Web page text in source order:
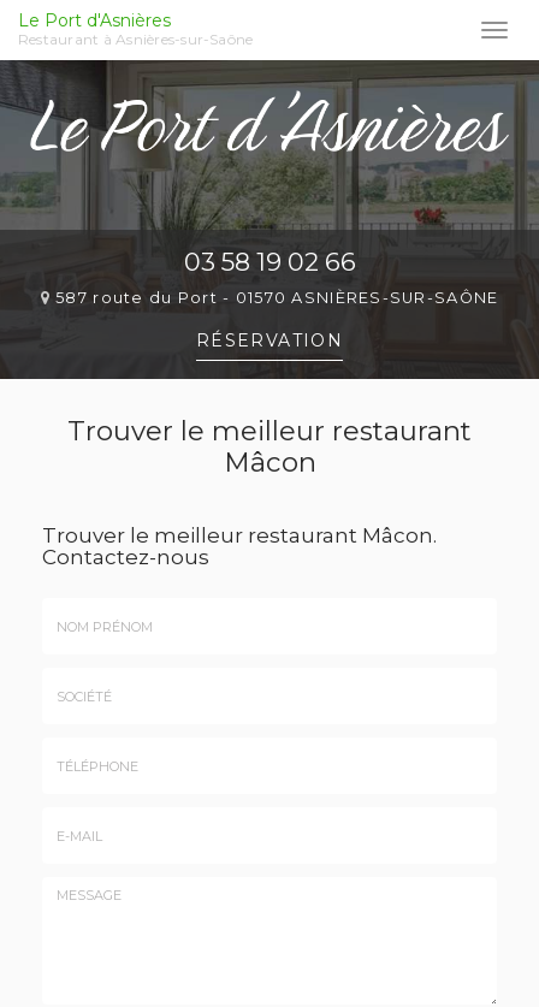
Aller
au
contenu
principal
Le Port d'Asnières
Restaurant à Asnières-sur-Saône
03 58 19 02 66
587 route du Port - 01570 ASNIÈRES-SUR-SAÔNE
RÉSERVATION
Trouver le meilleur restaurant
Mâcon
Trouver le meilleur restaurant Mâcon.
Contactez-nous